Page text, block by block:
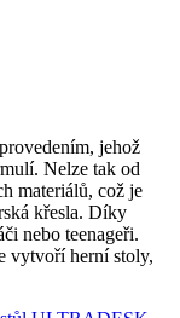
jehož
Nelze tak od
materiálů, což je
křesla. Díky
nebo teenageři.
vytvoří herní stoly,